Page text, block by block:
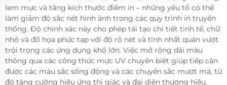
lem mực và tăng kích thước điểm in – những yếu tố có thể
làm giảm độ sắc nét hình ảnh trong các quy trình in truyền
thống. Độ chính xác này cho phép tái tạo chi tiết tinh tế, chữ
nhỏ và đồ họa phức tạp với độ rõ nét và tính nhất quán vượt
trội trong các ứng dụng khổ lớn. Việc mở rộng dải màu
thông qua các công thức mực UV chuyên biệt giúp tiếp cận
được các màu sắc sống động và các chuyển sắc mượt mà, từ
đó tăng cường hiệu ứng thị giác và đại diện thương hiệu.